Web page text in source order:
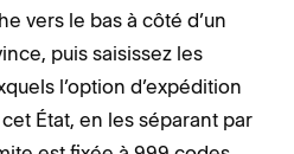
vers le bas à côté d’un
puis saisissez les
l’option d’expédition
État, en les séparant par